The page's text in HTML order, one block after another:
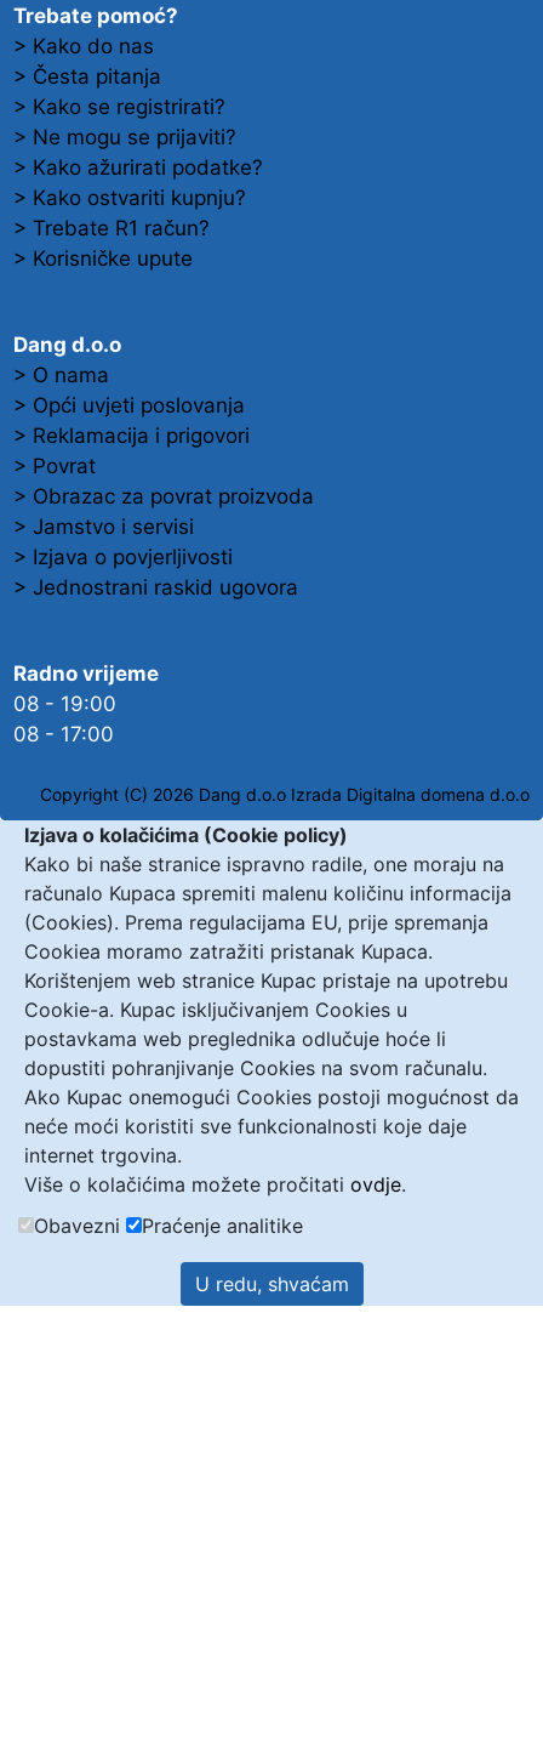
Trebate pomoć?
> Kako do nas
> Česta pitanja
> Kako se registrirati?
> Ne mogu se prijaviti?
> Kako ažurirati podatke?
> Kako ostvariti kupnju?
> Trebate R1 račun?
> Korisničke upute
Dang d.o.o
> O nama
> Opći uvjeti poslovanja
> Reklamacija i prigovori
> Povrat
> Obrazac za povrat proizvoda
> Jamstvo i servisi
> Izjava o povjerljivosti
> Jednostrani raskid ugovora
Radno vrijeme
08 - 19:00
08 - 17:00
Copyright (C) 2026 Dang d.o.o Izrada Digitalna domena d.o.o
Izjava o kolačićima (Cookie policy)
Kako bi naše stranice ispravno radile, one moraju na
računalo Kupaca spremiti malenu količinu informacija
(Cookies). Prema regulacijama EU, prije spremanja
Cookiea moramo zatražiti pristanak Kupaca.
Korištenjem web stranice Kupac pristaje na upotrebu
Cookie-a. Kupac isključivanjem Cookies u
postavkama web preglednika odlučuje hoće li
dopustiti pohranjivanje Cookies na svom računalu.
Ako Kupac onemogući Cookies postoji mogućnost da
neće moći koristiti sve funkcionalnosti koje daje
internet trgovina.
Više o kolačićima možete pročitati ovdje.
Obavezni
Praćenje analitike
U redu, shvaćam